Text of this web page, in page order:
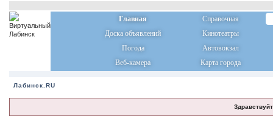
Главная
Справочная
Доска объявлений
Кинотеатры
Погода
Автовокзал
Веб-камера
Карта города
Лабинск.RU